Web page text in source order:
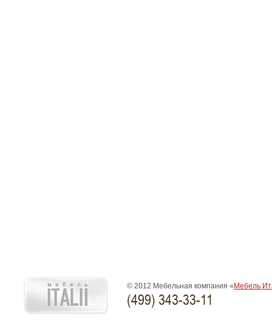
© 2012 Мебельная компания « Мебель
(499) 343-33-11